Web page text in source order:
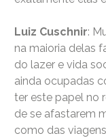
Luiz Cuschnir:
na maioria delas
do lazer e vida
ainda ocupadas
ter este papel no
de se afastarem
como das